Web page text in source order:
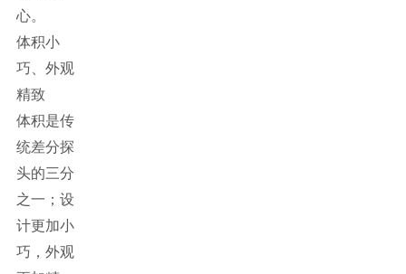
心。
体积小
巧、外观
精致
体积是传
统差分探
头的三分
之一；设
计更加小
巧，外观